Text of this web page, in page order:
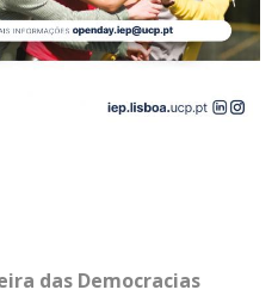
das Democracias